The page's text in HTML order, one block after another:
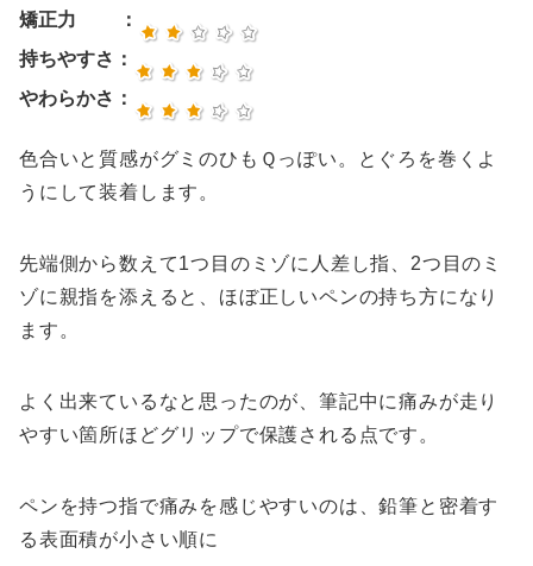
矯正力 ：
持ちやすさ：
やわらかさ：
色合いと質感がグミのひもＱっぽい。とぐろを巻くよ
うにして装着します。
先端側から数えて1つ目のミゾに人差し指、2つ目のミ
ゾに親指を添えると、ほぼ正しいペンの持ち方になり
ます。
よく出来ているなと思ったのが、筆記中に痛みが走り
やすい箇所ほどグリップで保護される点です。
ペンを持つ指で痛みを感じやすいのは、鉛筆と密着す
る表面積が小さい順に